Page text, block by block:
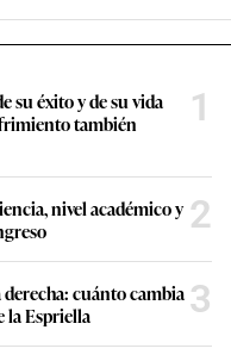
su éxito y de su vida
también
1
nivel académico y 2
cuánto cambia
la Espriella
3